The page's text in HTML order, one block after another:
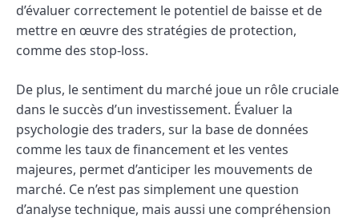
d’évaluer correctement le potentiel de baisse et de
mettre en œuvre des stratégies de protection,
comme des stop-loss.
De plus, le sentiment du marché joue un rôle cruciale
dans le succès d’un investissement. Évaluer la
psychologie des traders, sur la base de données
comme les taux de financement et les ventes
majeures, permet d’anticiper les mouvements de
marché. Ce n’est pas simplement une question
d’analyse technique, mais aussi une compréhension